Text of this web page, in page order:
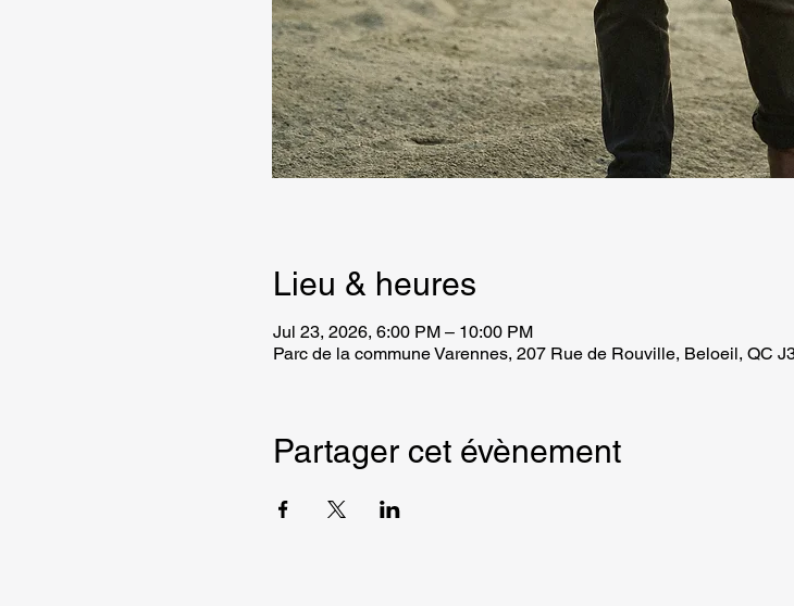
Lieu & heures
Jul 23, 2026, 6:00 PM – 10:00 PM
Parc de la commune Varennes, 207 Rue de Rouville, Beloeil, QC
Partager cet évènement